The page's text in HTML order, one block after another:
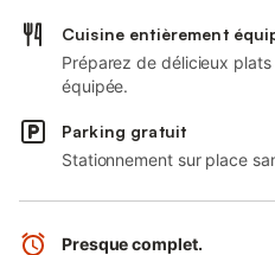
Cuisine entièrement
Préparez de délicieux
équipée.
Parking gratuit
Stationnement sur place
Presque complet.